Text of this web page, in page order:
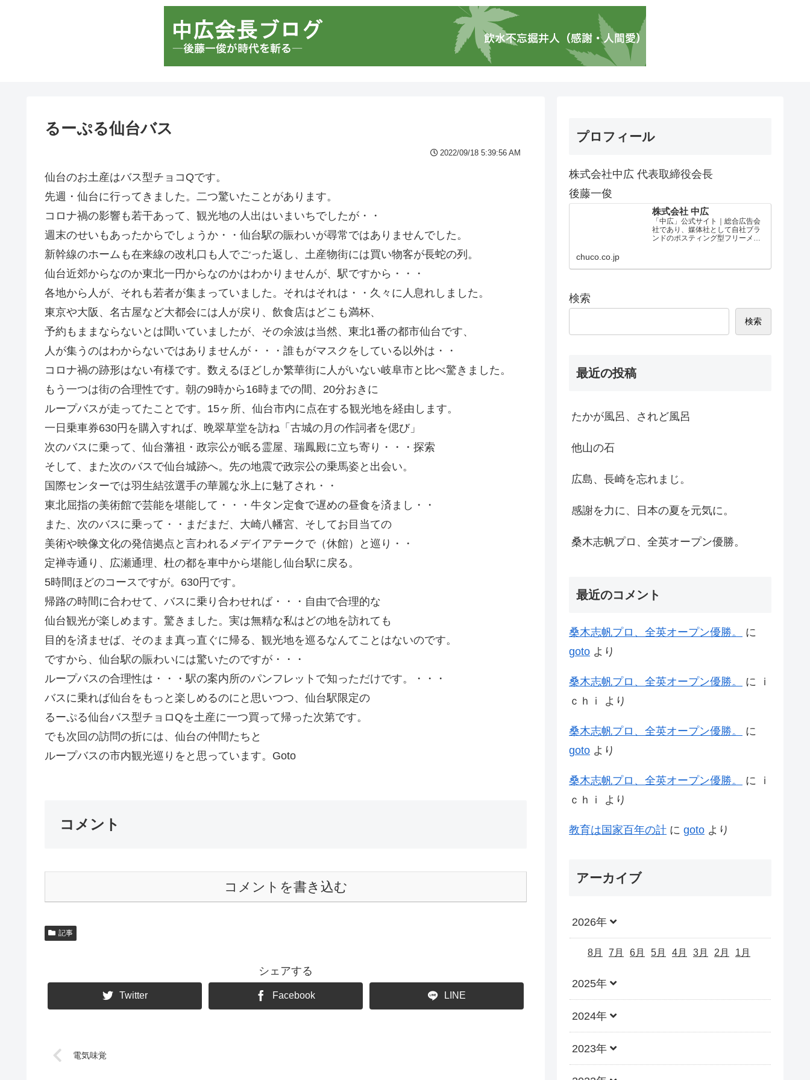
るーぷる仙台バス
2022/09/18 5:39:56 AM
仙台のお土産はバス型チョコQです。
先週・仙台に行ってきました。二つ驚いたことがあります。
コロナ禍の影響も若干あって、観光地の人出はいまいちでしたが・・
週末のせいもあったからでしょうか・・仙台駅の賑わいが尋常ではありませんでした。
新幹線のホームも在来線の改札口も人でごった返し、土産物街には買い物客が長蛇の列。
仙台近郊からなのか東北一円からなのかはわかりませんが、駅ですから・・・
各地から人が、それも若者が集まっていました。それはそれは・・久々に人息れしました。
東京や大阪、名古屋など大都会には人が戻り、飲食店はどこも満杯、
予約もままならないとは聞いていましたが、その余波は当然、東北1番の都市仙台です、
人が集うのはわからないではありませんが・・・誰もがマスクをしている以外は・・
コロナ禍の跡形はない有様です。数えるほどしか繁華街に人がいない岐阜市と比べ驚きました。
もう一つは街の合理性です。朝の9時から16時までの間、20分おきに
ループバスが走ってたことです。15ヶ所、仙台市内に点在する観光地を経由します。
一日乗車券630円を購入すれば、晩翠草堂を訪ね「古城の月の作詞者を偲び」
次のバスに乗って、仙台藩祖・政宗公が眠る霊屋、瑞鳳殿に立ち寄り・・・探索
そして、また次のバスで仙台城跡へ。先の地震で政宗公の乗馬姿と出会い。
国際センターでは羽生結弦選手の華麗な氷上に魅了され・・
東北屈指の美術館で芸能を堪能して・・・牛タン定食で遅めの昼食を済まし・・
また、次のバスに乗って・・まだまだ、大崎八幡宮、そしてお目当ての
美術や映像文化の発信拠点と言われるメデイアテークで（休館）と巡り・・
定禅寺通り、広瀬通理、杜の都を車中から堪能し仙台駅に戻る。
5時間ほどのコースですが。630円です。
帰路の時間に合わせて、バスに乗り合わせれば・・・自由で合理的な
仙台観光が楽しめます。驚きました。実は無精な私はどの地を訪れても
目的を済ませば、そのまま真っ直ぐに帰る、観光地を巡るなんてことはないのです。
ですから、仙台駅の賑わいには驚いたのですが・・・
ループバスの合理性は・・・駅の案内所のパンフレットで知っただけです。・・・
バスに乗れば仙台をもっと楽しめるのにと思いつつ、仙台駅限定の
るーぷる仙台バス型チョロQを土産に一つ買って帰った次第です。
でも次回の訪問の折には、仙台の仲間たちと
ループバスの市内観光巡りをと思っています。Goto
コメント
コメントを書き込む
記事
シェアする
Twitter Facebook LINE
電気味覚
プロフィール
株式会社中広 代表取締役会長
後藤一俊
株式会社 中広
「中広」公式サイト｜総合広告会
社であり、媒体社として自社ブラ
ンドのポスティング型フリーメデ
chuco.co.jp
検索
検索
最近の投稿
たかが風呂、されど風呂
他山の石
広島、長崎を忘れまじ。
感謝を力に、日本の夏を元気に。
桑木志帆プロ、全英オープン優勝。
最近のコメント
桑木志帆プロ、全英オープン優勝。
に
goto より
桑木志帆プロ、全英オープン優勝。 に
ｉ
ｃｈｉ
より
桑木志帆プロ、全英オープン優勝。
に
goto より
桑木志帆プロ、全英オープン優勝。 に
ｉ
ｃｈｉ
より
教育は国家百年の計 に goto より
アーカイブ
2026年
8月 7月 6月 5月 4月 3月 2月 1月
2025年
2024年
2023年